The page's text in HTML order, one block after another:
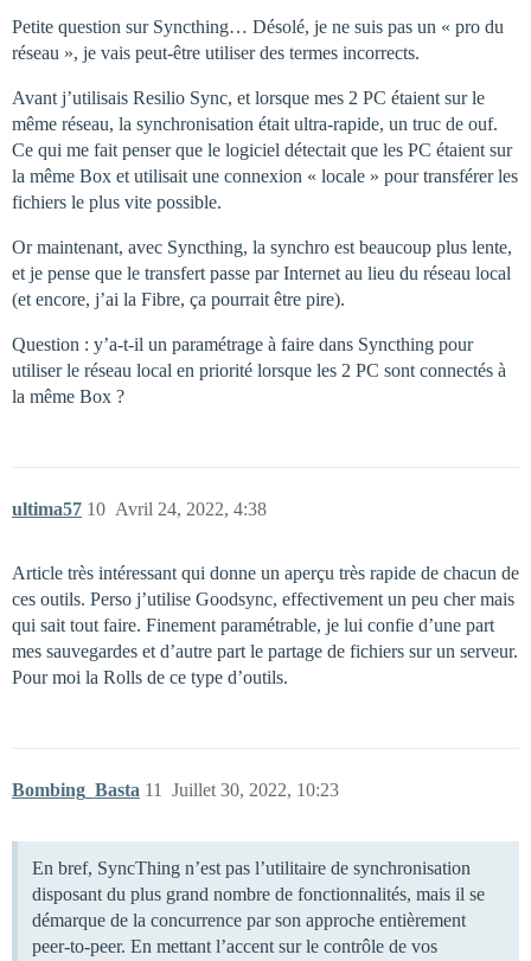
Petite question sur Syncthing… Désolé, je ne suis pas un « pro du
réseau », je vais peut-être utiliser des termes incorrects.
Avant j’utilisais Resilio Sync, et lorsque mes 2 PC étaient sur le
même réseau, la synchronisation était ultra-rapide, un truc de ouf.
Ce qui me fait penser que le logiciel détectait que les PC étaient sur
la même Box et utilisait une connexion « locale » pour transférer les
fichiers le plus vite possible.
Or maintenant, avec Syncthing, la synchro est beaucoup plus lente,
et je pense que le transfert passe par Internet au lieu du réseau local
(et encore, j’ai la Fibre, ça pourrait être pire).
Question : y’a-t-il un paramétrage à faire dans Syncthing pour
utiliser le réseau local en priorité lorsque les 2 PC sont connectés à
la même Box ?
ultima57 Avril 24, 2022, 4:38
10
Article très intéressant qui donne un aperçu très rapide de chacun de
ces outils. Perso j’utilise Goodsync, effectivement un peu cher mais
qui sait tout faire. Finement paramétrable, je lui confie d’une part
mes sauvegardes et d’autre part le partage de fichiers sur un serveur.
Pour moi la Rolls de ce type d’outils.
Bombing_Basta Juillet 30, 2022, 10:23
11
En bref, SyncThing n’est pas l’utilitaire de synchronisation
disposant du plus grand nombre de fonctionnalités, mais il se
démarque de la concurrence par son approche entièrement
peer-to-peer. En mettant l’accent sur le contrôle de vos